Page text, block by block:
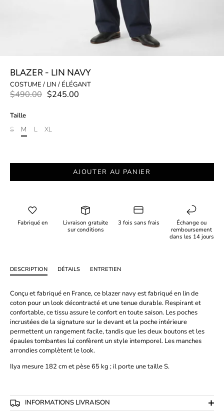
BLAZER - LIN NAVY
COSTUME / LIN / ÉLÉGANT
$490.00 $245.00
Taille
S
M L XL
AJOUTER AU PANIER
Fabriqué en
Livraison gratuite
sur conditions
3 fois sans frais
Échange ou
remboursement
dans les 14 jours
DESCRIPTION DÉTAILS ENTRETIEN
Conçu et fabriqué en France, ce blazer navy est fabriqué en lin de
coton pour un look décontracté et une tenue durable. Respirant et
confortable, ce tissu assure le confort en toute saison. Les poches
incrustées de la signature sur le devant et la poche intérieure
permettent un rangement facile, tandis que les deux boutons et les
épaules tombantes lui confèrent un style intemporel. Les manches
arrondies complètent le look.
Ilya mesure 182 cm et pèse 65 kg ; il porte une taille S.
INFORMATIONS LIVRAISON